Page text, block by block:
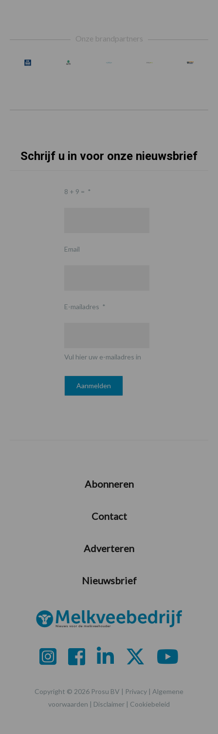
Onze brandpartners
Schrijf u in voor onze nieuwsbrief
8 + 9 = *
Email
E-mailadres *
Vul hier uw e-mailadres in
Abonneren
Contact
Adverteren
Nieuwsbrief
Copyright © 2026 Prosu BV | Privacy | Algemene
voorwaarden | Disclaimer | Cookiebeleid